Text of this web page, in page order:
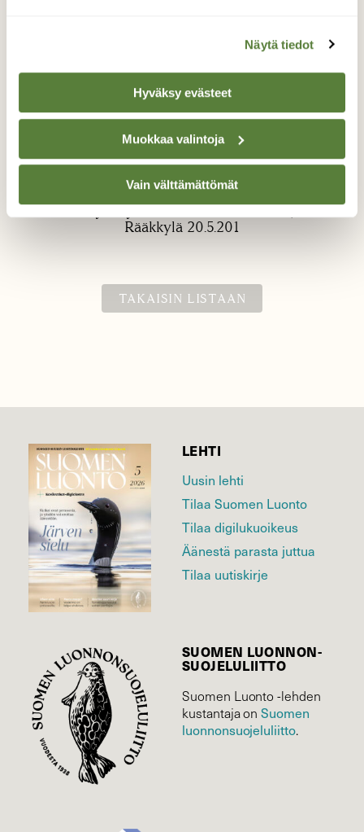
Näytä tiedot
Hyväksy evästeet
Muokkaa valintoja
Vain välttämättömät
Valkovuokkoja
Valkovuokkoja Sintsissä Rääkkylä
Valokuvaaja: Eija Johanna Saastamoinen, Sintsi
Rääkkylä 20.5.201
TAKAISIN LISTAAN
LEHTI
Uusin lehti
Tilaa Suomen Luonto
Tilaa digilukuoikeus
Äänestä parasta juttua
Tilaa uutiskirje
SUOMEN LUONNON­
SUOJELU­LIITTO
Suomen Luonto -lehden
kustantaja onSuomen
luonnonsuojelu­liitto.